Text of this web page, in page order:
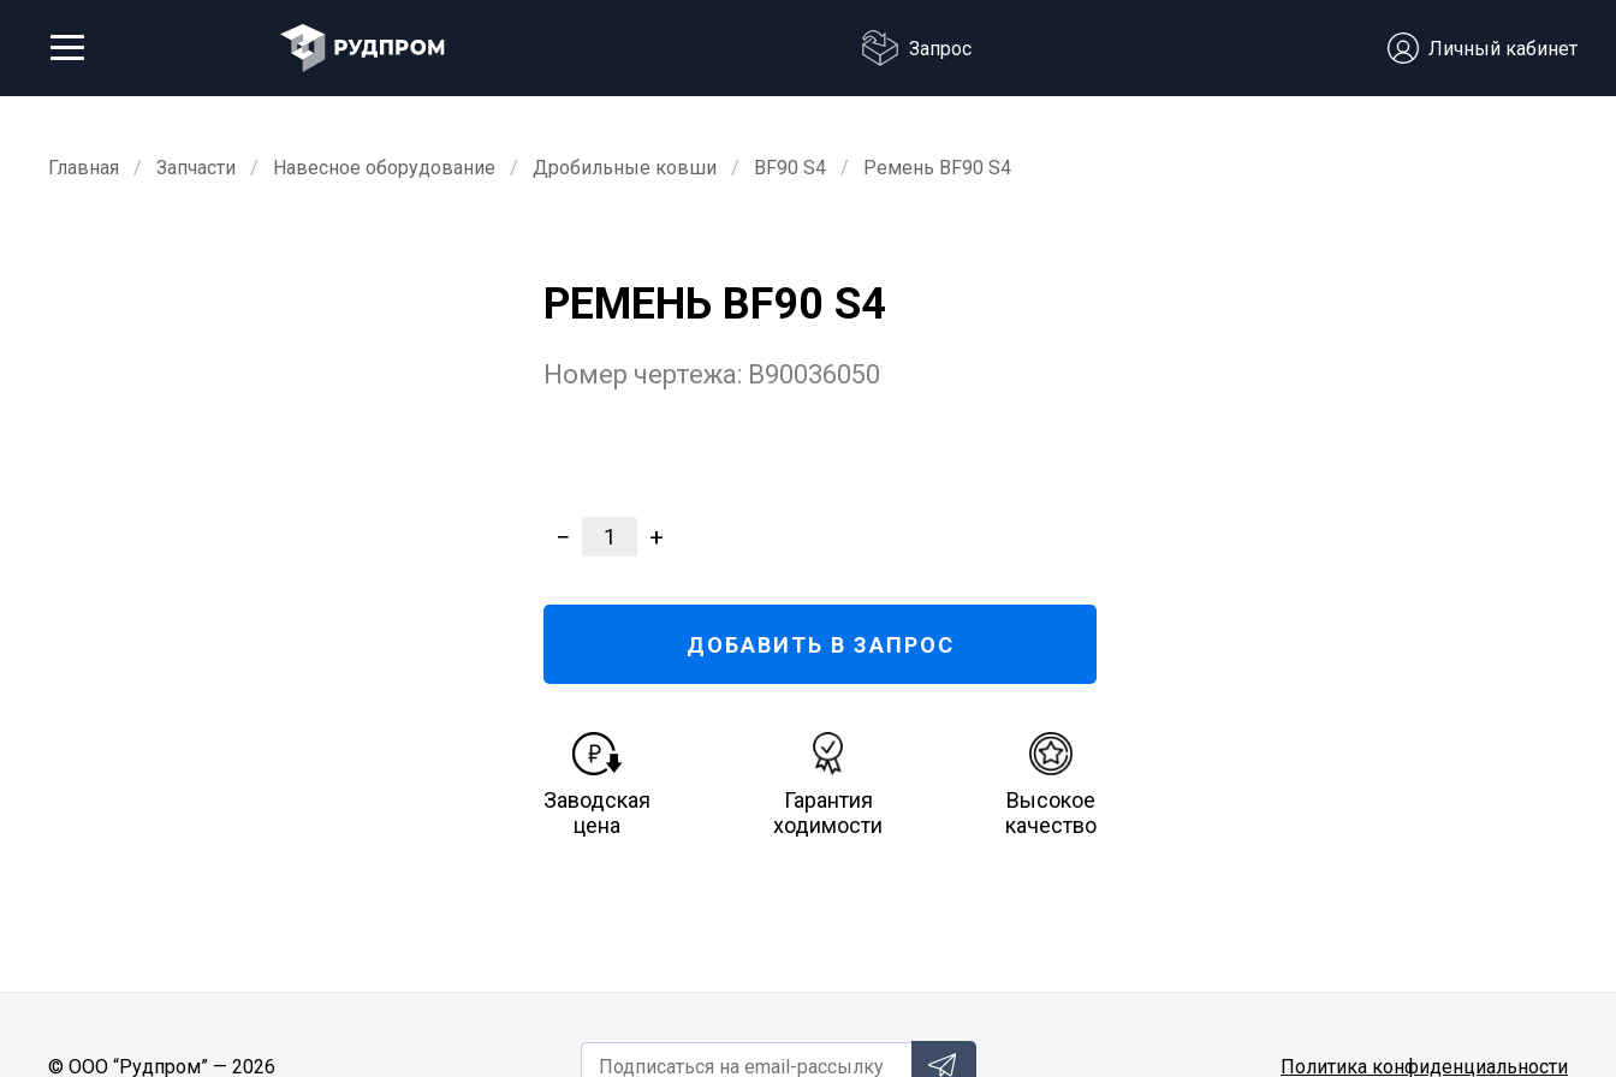
Запрос Личный кабинет
Главная Запчасти Навесное оборудование Дробильные ковши BF90 S4 Ремень BF90 S4
РЕМЕНЬ BF90 S4
Номер чертежа: B90036050
− 1 +
ДОБАВИТЬ В ЗАПРОС
Заводская
цена
Гарантия
ходимости
Высокое
качество
© ООО “Рудпром” — 2026 Политика конфиденциальности